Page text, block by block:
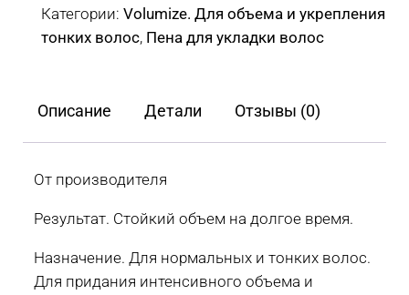
Категории: Volumize. Для объема и укрепления
тонких волос, Пена для укладки волос
Описание Детали Отзывы (0)
От производителя
Результат. Стойкий объем на долгое время.
Назначение. Для нормальных и тонких волос.
Для придания интенсивного объема и